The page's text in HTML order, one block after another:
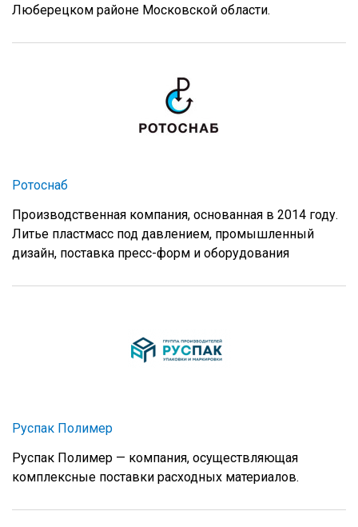
Люберецком районе Московской области.
Ротоснаб
Производственная компания, основанная в 2014 году.
Литье пластмасс под давлением, промышленный
дизайн, поставка пресс-форм и оборудования
Руспак Полимер
Руспак Полимер — компания, осуществляющая
комплексные поставки расходных материалов.